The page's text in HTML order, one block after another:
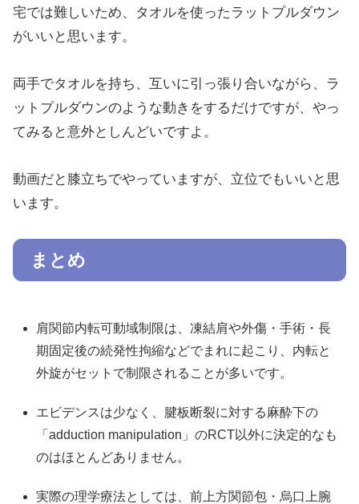
宅では難しいため、タオルを使ったラットプルダウン
がいいと思います。
両手でタオルを持ち、互いに引っ張り合いながら、ラ
ットプルダウンのような動きをするだけですが、やっ
てみると意外としんどいですよ。
動画だと膝立ちでやっていますが、立位でもいいと思
います。
まとめ
肩関節内転可動域制限は、凍結肩や外傷・手術・長
期固定後の続発性拘縮などでまれに起こり、内転と
外旋がセットで制限されることが多いです。
エビデンスは少なく、腱板断裂に対する麻酔下の
「adduction manipulation」のRCT以外に決定的なも
のはほとんどありません。
実際の理学療法としては、前上方関節包・烏口上腕